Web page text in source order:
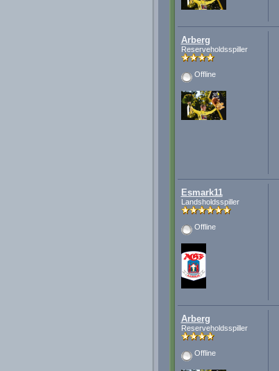
Arberg
Reserveholdsspiller
Offline
Esmark11
Landsholdsspiller
Offline
Arberg
Reserveholdsspiller
Offline